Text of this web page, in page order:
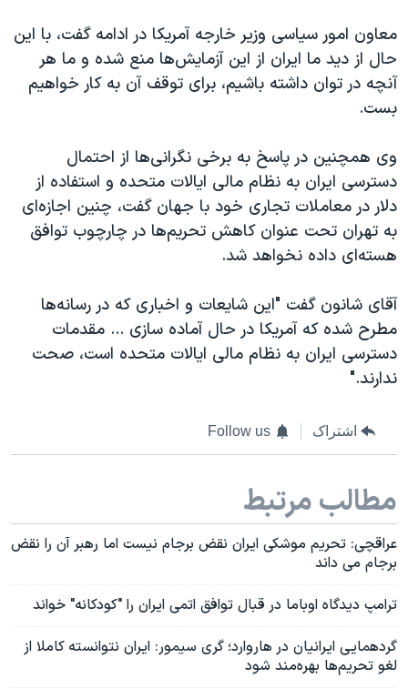
معاون امور سیاسی وزیر خارجه آمریکا در ادامه گفت، با این
حال از دید ما ایران از این آزمایش‌ها منع شده و ما هر
آنچه در توان داشته باشیم، برای توقف آن به کار خواهیم
بست.
وی همچنین در پاسخ به برخی نگرانی‌ها از احتمال
دسترسی ایران به نظام مالی ایالات متحده و استفاده از
دلار در معاملات تجاری خود با جهان گفت، چنین اجازه‌ای
به تهران تحت عنوان کاهش تحریم‌ها در چارچوب توافق
هسته‌ای داده نخواهد شد.
آقای شانون گفت "این شایعات و اخباری که در رسانه‌ها
مطرح شده که آمریکا در حال آماده سازی ... مقدمات
دسترسی ایران به نظام مالی ایالات متحده است، صحت
ندارند."
اشتراک Follow us
مطالب مرتبط
عراقچی: تحریم موشکی ایران نقض برجام نیست اما رهبر آن را نقض
برجام می داند
ترامپ دیدگاه اوباما در قبال توافق اتمی ایران را "کودکانه" خواند
گردهمایی ایرانیان در هاروارد؛ گری سیمور: ایران نتوانسته کاملا از
لغو تحریم‌ها بهره‌مند شود